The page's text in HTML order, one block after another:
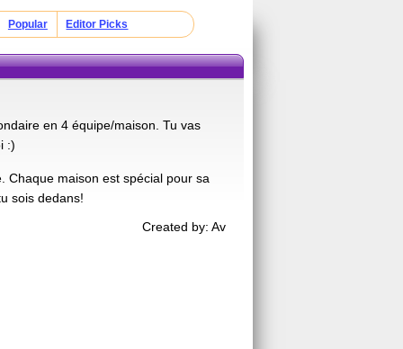
Popular Editor Picks
en 4 équipe/maison. Tu vas
:)
Chaque maison est spécial pour sa
sois dedans!
Created by: Av